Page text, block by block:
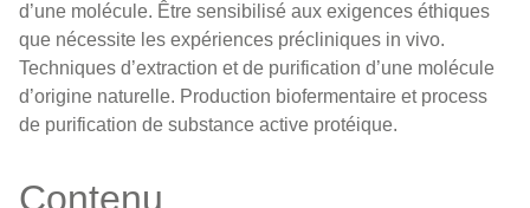
d’une molécule. Être sensibilisé aux exigences éthiques
que nécessite les expériences précliniques in vivo.
Techniques d’extraction et de purification d’une molécule
d’origine naturelle. Production biofermentaire et process
de purification de substance active protéique.
Contenu